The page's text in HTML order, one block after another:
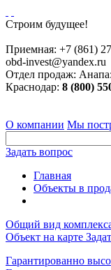
Строим будущее!
Приемная: +7 (861)
obd-invest@yandex.ru
Отдел продаж: Анапа:
Краснодар: 8 (800)
О компании Мы
Задать вопрос
Главная
Объекты в
Общий вид
Объект на карте
Гарантированно